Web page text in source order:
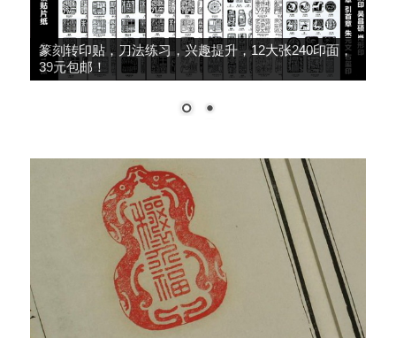
篆刻转印贴，刀法练习，兴趣提升，12大张240印面，
39元包邮！